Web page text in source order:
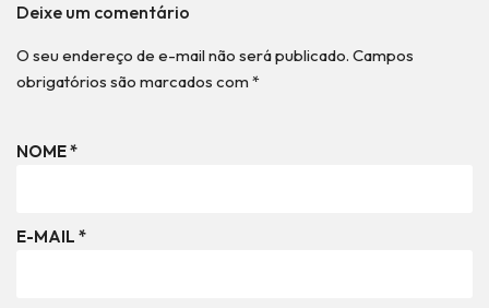
Deixe um comentário
O seu endereço de e-mail não será publicado. Campos
obrigatórios são marcados com *
NOME*
E-MAIL *